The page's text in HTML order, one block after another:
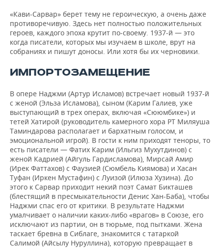
«Кави-Сарвар» берет тему не героическую, а очень даже
противоречивую. Здесь нет полностью положительных
героев, каждого эпоха крутит по-своему. 1937-й — это
когда писатели, которых мы изучаем в школе, врут на
собраниях и пишут доносы. Или хотя бы их черновики.
ИМПОРТОЗАМЕЩЕНИЕ
В опере Наджми (Артур Исламов) встречает новый 1937-й
с женой (Эльза Исламова), сыном (Карим Галиев, уже
выступающий в трех операх, включая «Сююмбике») и
тетей Хатирой (руководитель камерного хора РТ Миляуша
Таминдарова располагает и бархатным голосом, и
эмоциональной игрой). В гости к ним приходят теноры, то
есть писатели — Фатих Карим (Ильгиз Мухутдинов) с
женой Кадрией (Айгуль Гардисламова), Мирсай Амир
(Ирек Фаттахов) с Фаузией (Сюмбель Киямова) и Хасан
Туфан (Иркен Мустафин) с Луизой (Илюза Хузина). До
этого к Сарвар приходит некий поэт Самат Бикташев
(блестящий в пресмыкательности Денис Хан-Баба), чтобы
Наджми спас его от критики. В результате Наджми
умалчивает о наличии каких-либо «врагов» в Союзе, его
исключают из партии, он в тюрьме, под пытками. Жена
таскает бревна в Сиблаге, знакомится с татаркой
Салимой (Айсылу Нуруллина), которую превращает в